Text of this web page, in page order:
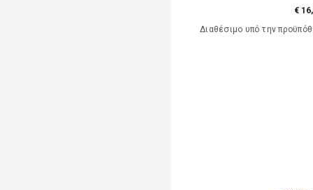
€
Διαθέσιμο υπό την